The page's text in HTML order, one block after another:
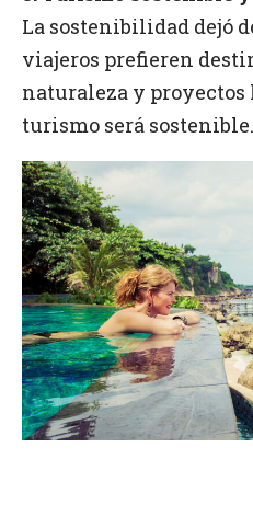
La sostenibilidad dejó
viajeros prefieren
naturaleza y
turismo será